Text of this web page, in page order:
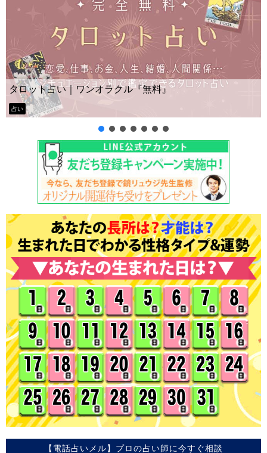
タロット占い｜ワンオラクル『無料』
占い
【電話占いメル】プロの占い師に今すぐ相談